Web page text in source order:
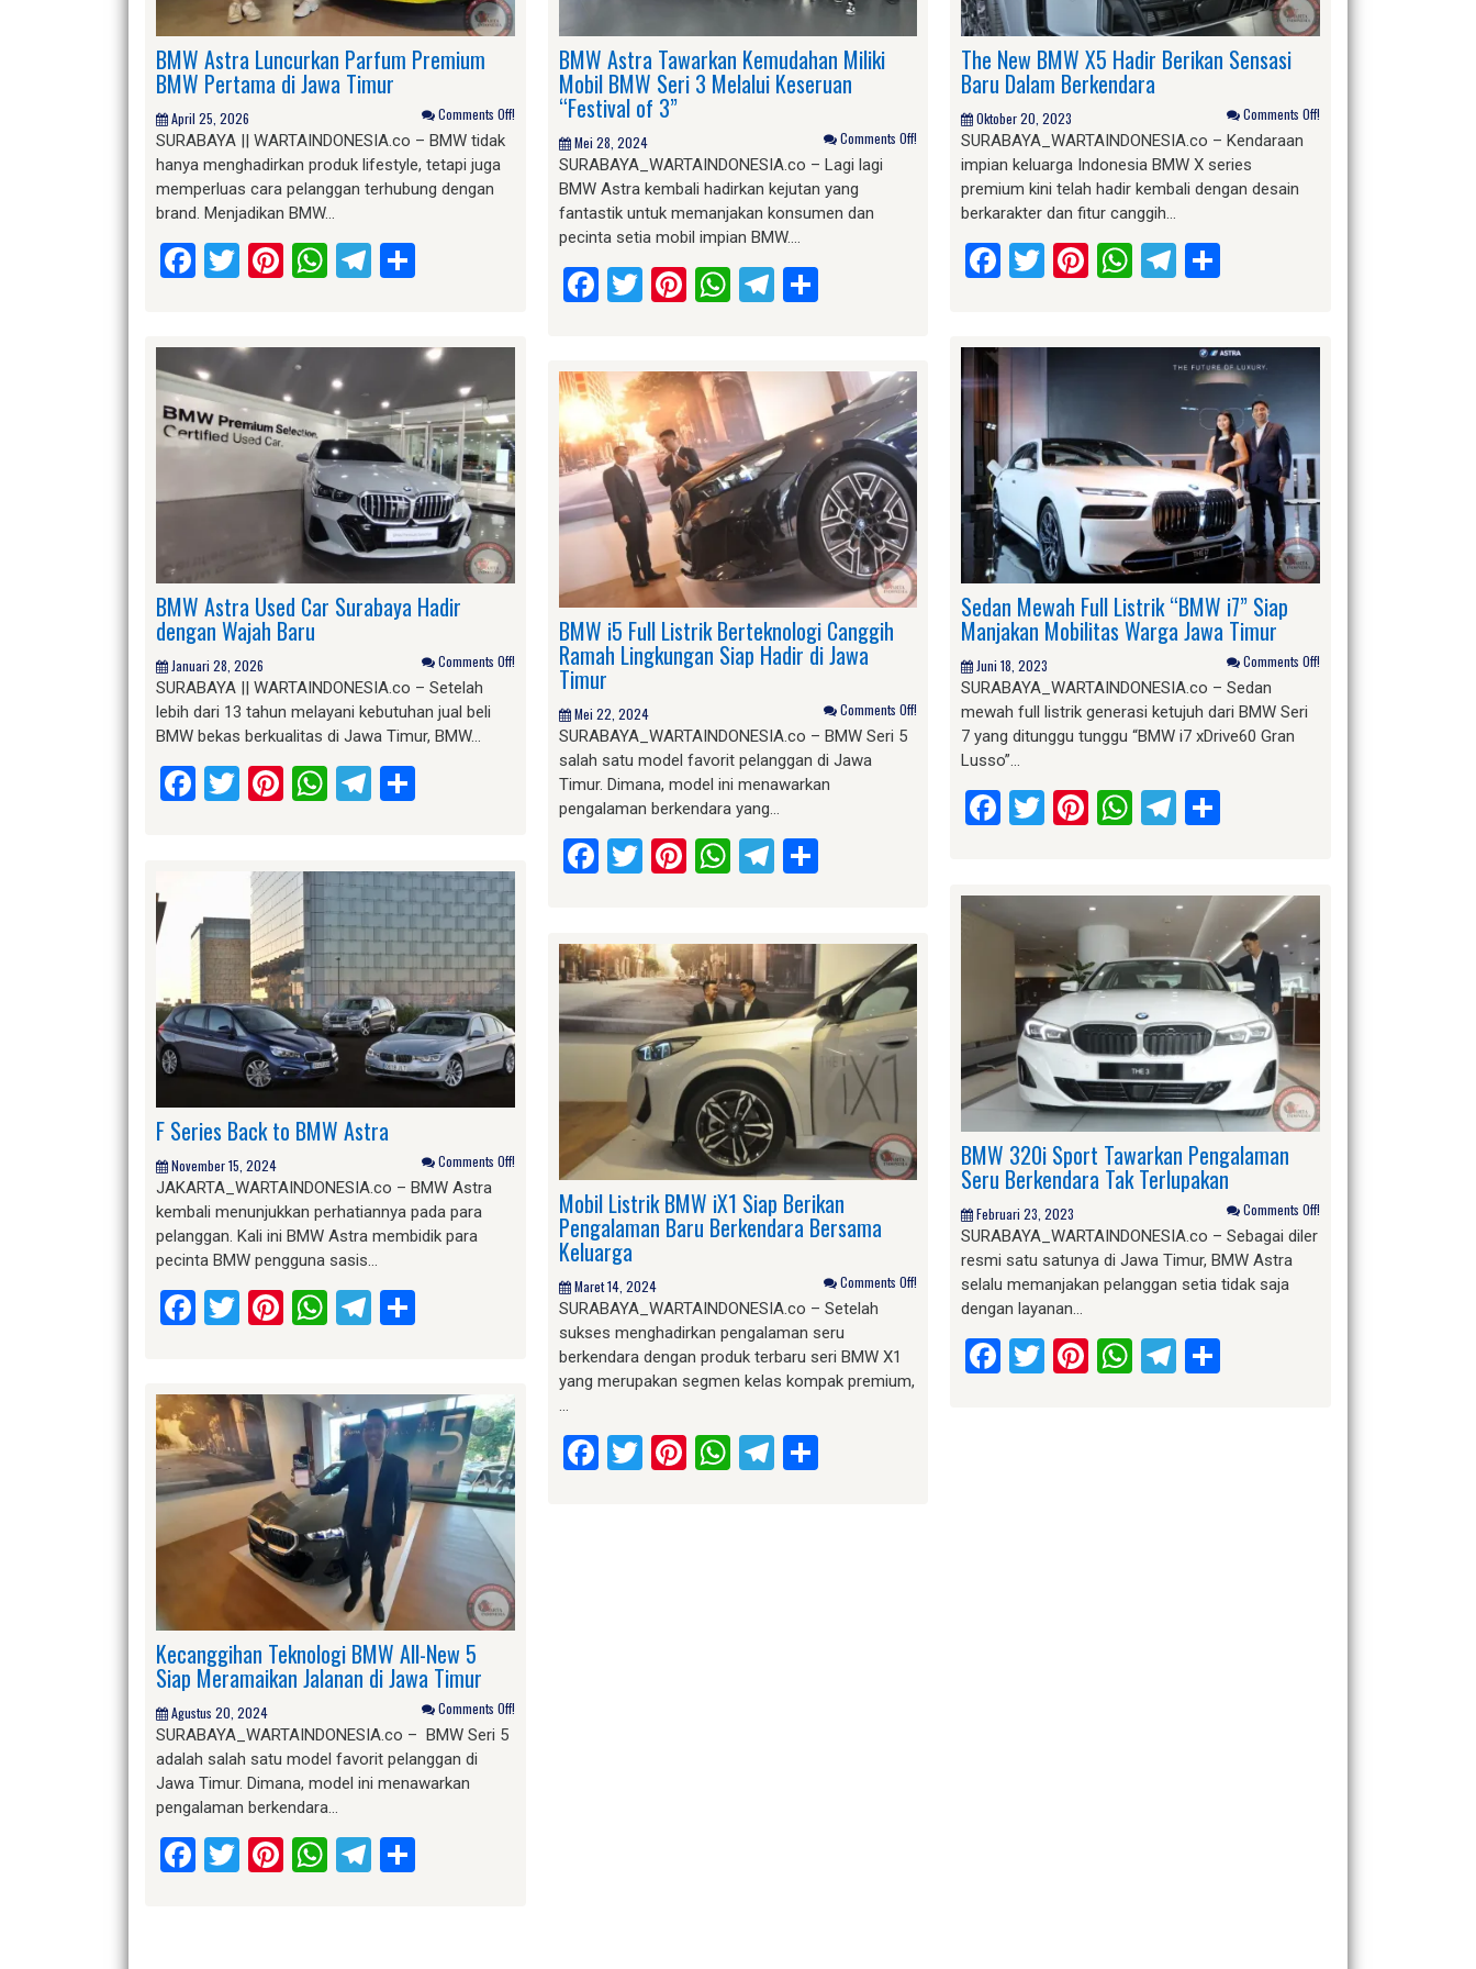
BMW Astra Luncurkan Parfum Premium
BMW Pertama di Jawa Timur
April 25, 2026 Comments Off!
SURABAYA || WARTAINDONESIA.co – BMW tidak
hanya menghadirkan produk lifestyle, tetapi juga
memperluas cara pelanggan terhubung dengan
brand. Menjadikan BMW…
Facebook
Twitter
Pinterest
WhatsApp
Telegram
BMW Astra Used Car Surabaya Hadir
dengan Wajah Baru
Januari 28, 2026 Comments Off!
SURABAYA || WARTAINDONESIA.co – Setelah
lebih dari 13 tahun melayani kebutuhan jual beli
BMW bekas berkualitas di Jawa Timur, BMW…
Facebook
Twitter
Pinterest
WhatsApp
Telegram
F Series Back to BMW Astra
November 15, 2024 Comments Off!
JAKARTA_WARTAINDONESIA.co – BMW Astra
kembali menunjukkan perhatiannya pada para
pelanggan. Kali ini BMW Astra membidik para
pecinta BMW pengguna sasis…
Facebook
Twitter
Pinterest
WhatsApp
Telegram
Kecanggihan Teknologi BMW All-New 5
Siap Meramaikan Jalanan di Jawa Timur
Agustus 20, 2024 Comments Off!
SURABAYA_WARTAINDONESIA.co – BMW Seri 5
adalah salah satu model favorit pelanggan di
Jawa Timur. Dimana, model ini menawarkan
pengalaman berkendara…
Facebook
Twitter
Pinterest
WhatsApp
Telegram
BMW Astra Tawarkan Kemudahan Miliki
Mobil BMW Seri 3 Melalui Keseruan
“Festival of 3”
Mei 28, 2024 Comments Off!
SURABAYA_WARTAINDONESIA.co – Lagi lagi
BMW Astra kembali hadirkan kejutan yang
fantastik untuk memanjakan konsumen dan
pecinta setia mobil impian BMW….
Facebook
Twitter
Pinterest
WhatsApp
Telegram
Share
BMW i5 Full Listrik Berteknologi Canggih
Ramah Lingkungan Siap Hadir di Jawa
Timur
Mei 22, 2024 Comments Off!
SURABAYA_WARTAINDONESIA.co – BMW Seri 5
salah satu model favorit pelanggan di Jawa
Timur. Dimana, model ini menawarkan
pengalaman berkendara yang…
Facebook
Twitter
Pinterest
WhatsApp
Telegram
Share
Mobil Listrik BMW iX1 Siap Berikan
Pengalaman Baru Berkendara Bersama
Keluarga
Maret 14, 2024 Comments Off!
SURABAYA_WARTAINDONESIA.co – Setelah
sukses menghadirkan pengalaman seru
berkendara dengan produk terbaru seri BMW X1
yang merupakan segmen kelas kompak premium,
…
Facebook
Twitter
Pinterest
WhatsApp
Telegram
Share
The New BMW X5 Hadir Berikan Sensasi
Baru Dalam Berkendara
Oktober 20, 2023 Comments Off!
SURABAYA_WARTAINDONESIA.co – Kendaraan
impian keluarga Indonesia BMW X series
premium kini telah hadir kembali dengan desain
berkarakter dan fitur canggih…
Facebook
Twitter
Pinterest
WhatsApp
Telegram
Sedan Mewah Full Listrik “BMW i7” Siap
Manjakan Mobilitas Warga Jawa Timur
Juni 18, 2023 Comments Off!
SURABAYA_WARTAINDONESIA.co – Sedan
mewah full listrik generasi ketujuh dari BMW Seri
7 yang ditunggu tunggu “BMW i7 xDrive60 Gran
Lusso”…
Facebook
Twitter
Pinterest
WhatsApp
Telegram
BMW 320i Sport Tawarkan Pengalaman
Seru Berkendara Tak Terlupakan
Februari 23, 2023 Comments Off!
SURABAYA_WARTAINDONESIA.co – Sebagai diler
resmi satu satunya di Jawa Timur, BMW Astra
selalu memanjakan pelanggan setia tidak saja
dengan layanan…
Facebook
Twitter
Pinterest
WhatsApp
Telegram